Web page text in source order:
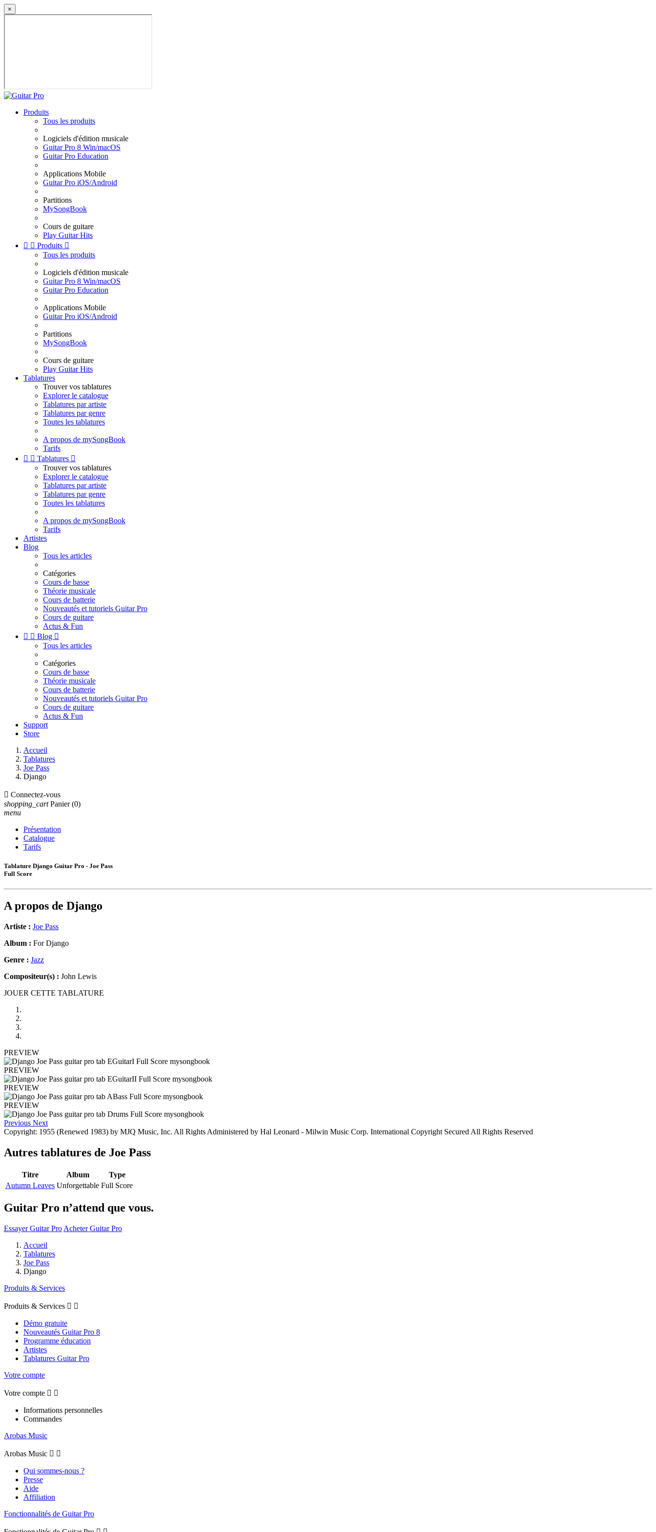
×
Produits
Tous les produits
Logiciels d'édition musicale
Guitar Pro 8 Win/macOS
Guitar Pro Education
Applications Mobile
Guitar Pro iOS/Android
Partitions
MySongBook
Cours de guitare
Play Guitar Hits
  Produits 
Tous les produits
Logiciels d'édition musicale
Guitar Pro 8 Win/macOS
Guitar Pro Education
Applications Mobile
Guitar Pro iOS/Android
Partitions
MySongBook
Cours de guitare
Play Guitar Hits
Tablatures
Trouver vos tablatures
Explorer le catalogue
Tablatures par artiste
Tablatures par genre
Toutes les tablatures
A propos de mySongBook
Tarifs
  Tablatures 
Trouver vos tablatures
Explorer le catalogue
Tablatures par artiste
Tablatures par genre
Toutes les tablatures
A propos de mySongBook
Tarifs
Artistes
Blog
Tous les articles
Catégories
Cours de basse
Théorie musicale
Cours de batterie
Nouveautés et tutoriels Guitar Pro
Cours de guitare
Actus & Fun
  Blog 
Tous les articles
Catégories
Cours de basse
Théorie musicale
Cours de batterie
Nouveautés et tutoriels Guitar Pro
Cours de guitare
Actus & Fun
Support
Store
Accueil
Tablatures
Joe Pass
Django
 Connectez-vous
shopping_cart Panier (0)
menu
Présentation
Catalogue
Tarifs
Tablature Django Guitar Pro - Joe Pass
Full Score
A propos de Django
Artiste : Joe Pass
Album : For Django
Genre : Jazz
Compositeur(s) : John Lewis
JOUER CETTE TABLATURE
PREVIEW
PREVIEW
PREVIEW
PREVIEW
Previous Next
Copyright: 1955 (Renewed 1983) by MJQ Music, Inc. All Rights Administered by Hal Leonard - Milwin Music Corp. International Copyright Secured All Rights Reserved
Autres tablatures de Joe Pass
Titre Album
Type
Autumn Leaves Unforgettable Full Score
Guitar Pro n’attend que vous.
Essayer Guitar Pro Acheter Guitar Pro
Accueil
Tablatures
Joe Pass
Django
Produits & Services
Produits & Services  
Démo gratuite
Nouveautés Guitar Pro 8
Programme éducation
Artistes
Tablatures Guitar Pro
Votre compte
Votre compte  
Informations personnelles
Commandes
Arobas Music
Arobas Music  
Qui sommes-nous ?
Presse
Aide
Affiliation
Fonctionnalités de Guitar Pro